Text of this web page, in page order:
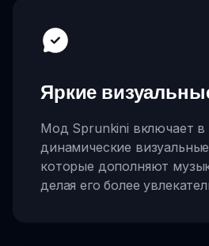
Яркие
Мод Sprunkini включает в
динамические
которые дополняют
делая его более